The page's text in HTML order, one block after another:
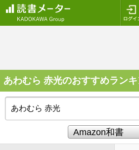
あわむら 赤光のおすすめラン